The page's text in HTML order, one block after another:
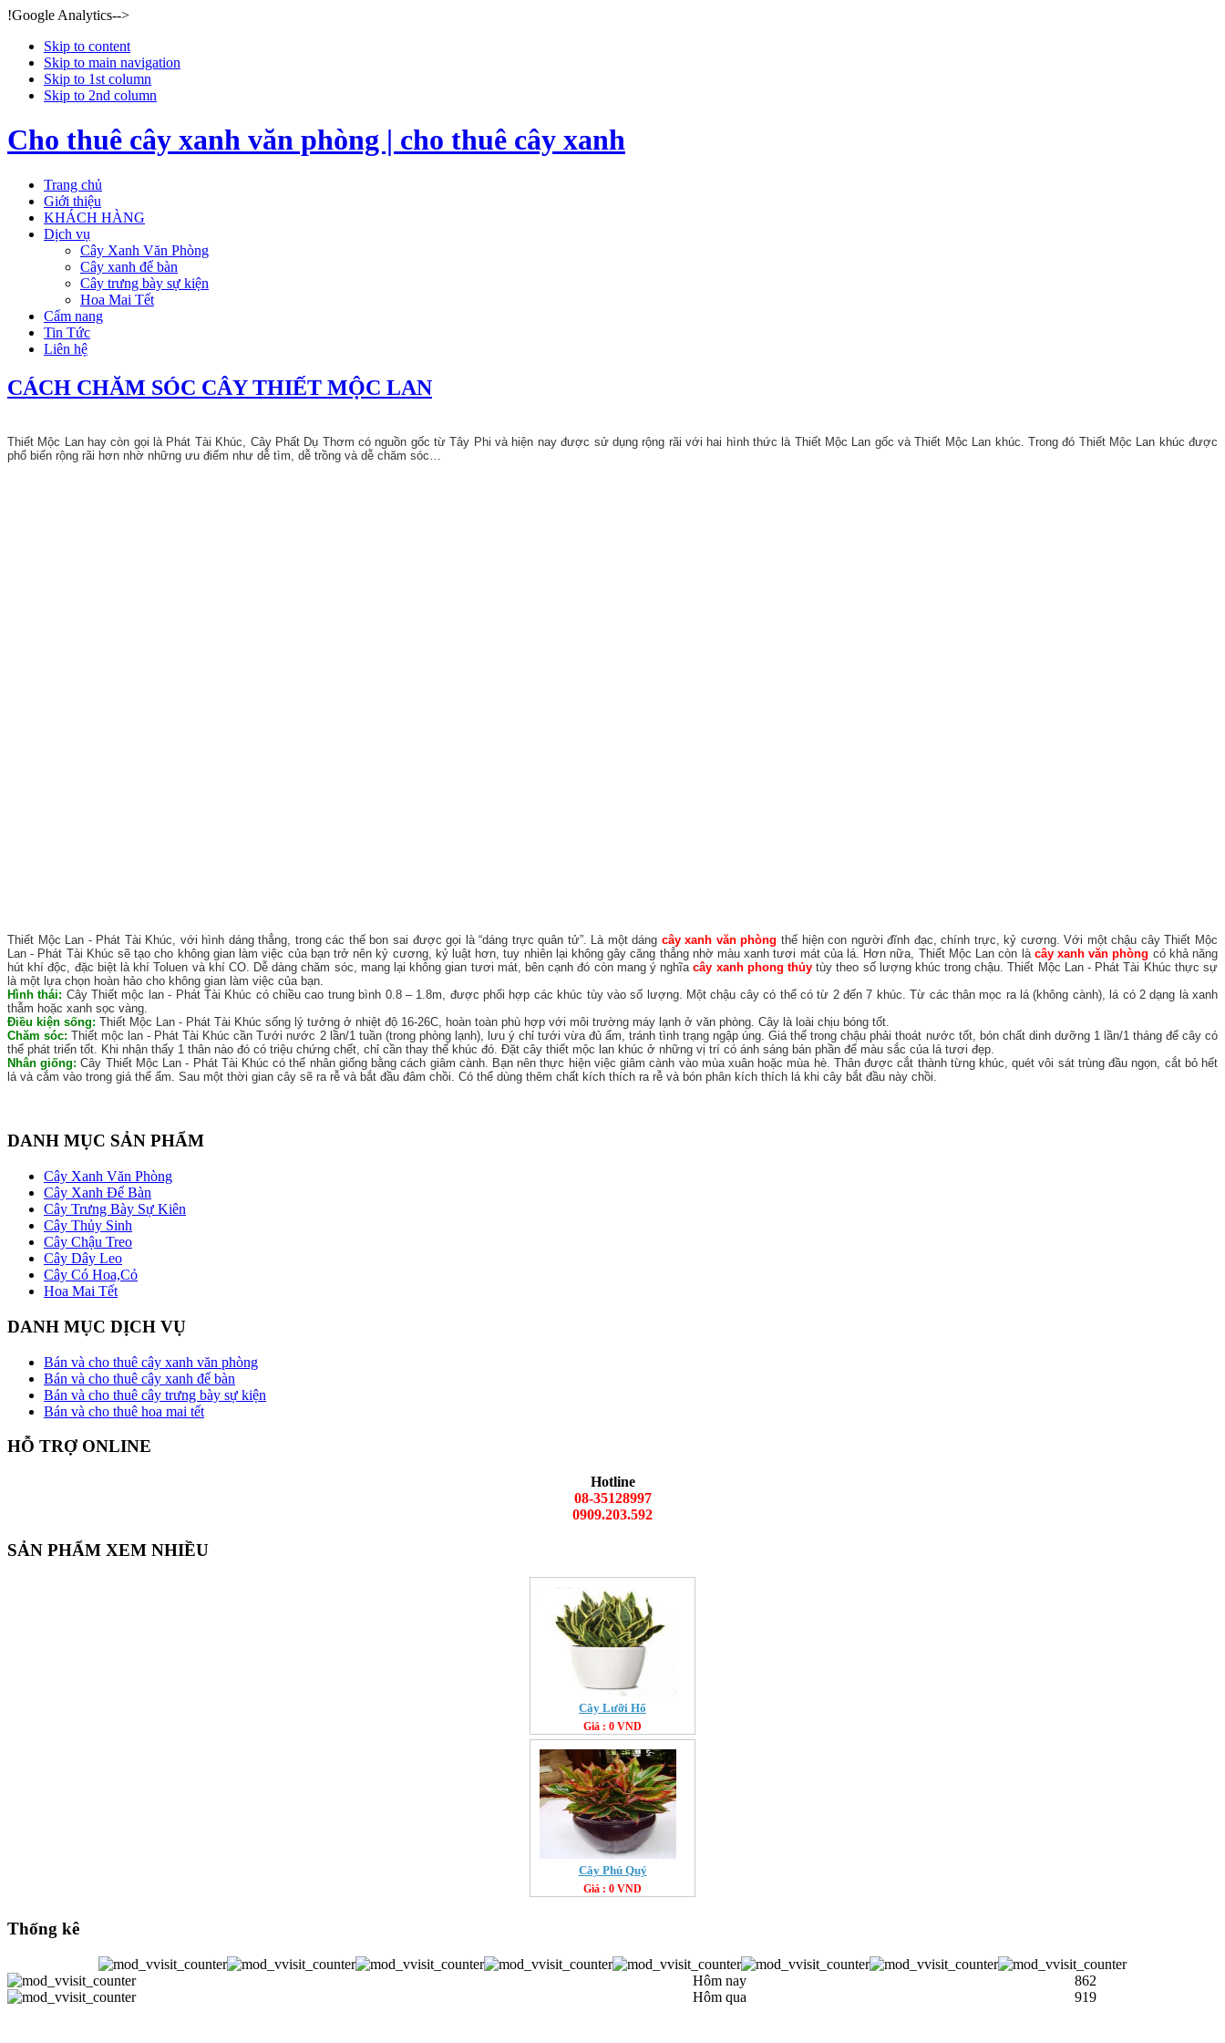
!Google Analytics-->
Skip to content
Skip to main navigation
Skip to 1st column
Skip to 2nd column
Cho thuê cây xanh văn phòng | cho thuê cây xanh
Trang chủ
Giới thiệu
KHÁCH HÀNG
Dịch vụ
Cây Xanh Văn Phòng
Cây xanh để bàn
Cây trưng bày sự kiện
Hoa Mai Tết
Cẩm nang
Tin Tức
Liên hệ
CÁCH CHĂM SÓC CÂY THIẾT MỘC LAN
Thiết Mộc Lan hay còn gọi là Phát Tài Khúc, Cây Phất Dụ Thơm có nguồn gốc từ Tây Phi và hiện nay được sử dụng rộng rãi với hai hình thức là Thiết Mộc Lan gốc và Thiết Mộc Lan khúc. Trong đó Thiết Mộc Lan khúc được
phổ biến rộng rãi hơn nhờ những ưu điểm như dễ tìm, dễ trồng và dễ chăm sóc…
Thiết Mộc Lan - Phát Tài Khúc, với hình dáng thẳng, trong các thế bon sai được gọi là “dáng trực quân tử”. Là một dáng cây xanh văn phòng thể hiện con người đĩnh đạc, chính trực, kỷ cương. Với một chậu cây Thiết Mộc
Lan - Phát Tài Khúc sẽ tạo cho không gian làm việc của bạn trở nên kỷ cương, kỷ luật hơn, tuy nhiên lại không gây căng thẳng nhờ màu xanh tươi mát của lá. Hơn nữa, Thiết Mộc Lan còn là cây xanh văn phòng có khả năng
hút khí độc, đặc biệt là khí Toluen và khí CO. Dễ dàng chăm sóc, mang lại không gian tươi mát, bên cạnh đó còn mang ý nghĩacây xanh phong thủy tùy theo số lượng khúc trong chậu. Thiết Mộc Lan - Phát Tài Khúc thực sự
là một lựa chọn hoàn hảo cho không gian làm việc của bạn.
Hình thái: Cây Thiết mộc lan - Phát Tài Khúc có chiều cao trung bình 0.8 – 1.8m, được phối hợp các khúc tùy vào số lượng. Một chậu cây có thể có từ 2 đến 7 khúc. Từ các thân mọc ra lá (không cành), lá có 2 dạng là xanh
thẫm hoặc xanh sọc vàng.
Điều kiện sống: Thiết Mộc Lan - Phát Tài Khúc sống lý tưởng ở nhiệt độ 16-26C, hoàn toàn phù hợp với môi trường máy lạnh ở văn phòng. Cây là loài chịu bóng tốt.
Chăm sóc: Thiết mộc lan - Phát Tài Khúc cần Tưới nước 2 lần/1 tuần (trong phòng lạnh), lưu ý chỉ tưới vừa đủ ẩm, tránh tình trạng ngập úng. Giá thể trong chậu phải thoát nước tốt, bón chất dinh dưỡng 1 lần/1 tháng để cây có
thể phát triển tốt. Khi nhận thấy 1 thân nào đó có triệu chứng chết, chỉ cần thay thế khúc đó. Đặt cây thiết mộc lan khúc ở những vị trí có ánh sáng bán phần để màu sắc của lá tươi đẹp.
Nhân giống: Cây Thiết Mộc Lan - Phát Tài Khúc có thể nhân giống bằng cách giâm cành. Bạn nên thực hiện việc giâm cành vào mùa xuân hoặc mùa hè. Thân được cắt thành từng khúc, quét vôi sát trùng đầu ngọn, cắt bỏ hết
lá và cắm vào trong giá thể ẩm. Sau một thời gian cây sẽ ra rễ và bắt đầu đâm chồi. Có thể dùng thêm chất kích thích ra rễ và bón phân kích thích lá khi cây bắt đầu này chồi.
DANH MỤC SẢN PHẨM
Cây Xanh Văn Phòng
Cây Xanh Để Bàn
Cây Trưng Bày Sự Kiên
Cây Thủy Sinh
Cây Chậu Treo
Cây Dây Leo
Cây Có Hoa,Cỏ
Hoa Mai Tết
DANH MỤC DỊCH VỤ
Bán và cho thuê cây xanh văn phòng
Bán và cho thuê cây xanh để bàn
Bán và cho thuê cây trưng bày sự kiện
Bán và cho thuê hoa mai tết
HỖ TRỢ ONLINE
Hotline
08-35128997
0909.203.592
SẢN PHẨM XEM NHIỀU
Cây Lưỡi Hổ
Giá : 0 VND
Cây Phú Quý
Giá : 0 VND
Thống kê
Hôm nay
862
Hôm qua
919